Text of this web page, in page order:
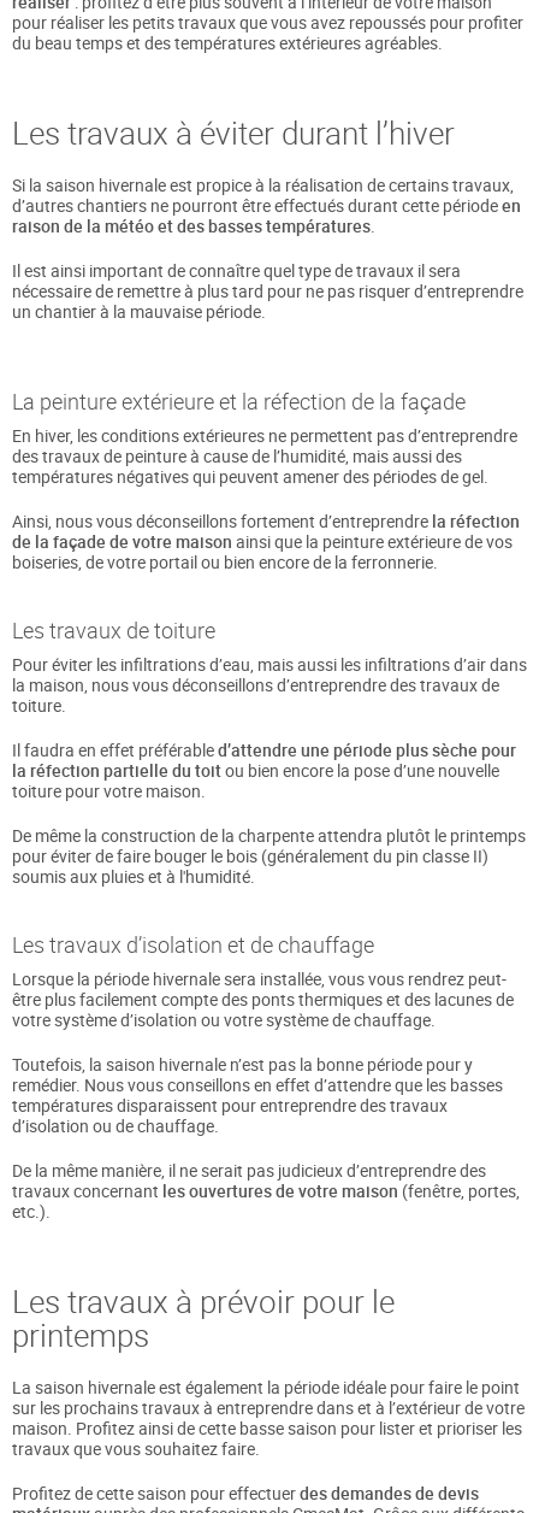
pour réaliser les petits travaux que vous avez repoussés pour profiter
du beau temps et des températures extérieures agréables.
Les travaux à éviter durant l’hiver
Si la saison hivernale est propice à la réalisation de certains travaux,
d’autres chantiers ne pourront être effectués durant cette périodeen
raison de la météo et des basses températures
Il est ainsi important de connaître quel type de travaux il sera
nécessaire de remettre à plus tard pour ne pas risquer d’entreprendre
un chantier à la mauvaise période.
La peinture extérieure et la réfection de la façade
En hiver, les conditions extérieures ne permettent pas d’entreprendre
des travaux de peinture à cause de l’humidité, mais aussi des
températures négatives qui peuvent amener des périodes de gel.
Ainsi, nous vous déconseillons fortement d’entreprendre la réfection
de la façade de votre maison ainsi que la peinture extérieure de vos
boiseries, de votre portail ou bien encore de la ferronnerie.
Les travaux de toiture
Pour éviter les infiltrations d’eau, mais aussi les infiltrations d’air dans
la maison, nous vous déconseillons d’entreprendre des travaux de
toiture.
Il faudra en effet préférabled’attendre une période plus sèche pour
la réfection partielle du toitou bien encore la pose d’une nouvelle
toiture pour votre maison.
De même la construction de la charpente attendra plutôt le printemps
pour éviter de faire bouger le bois (généralement du pin classe II)
soumis aux pluies et à l'humidité.
Les travaux d’isolation et de chauffage
Lorsque la période hivernale sera installée, vous vous rendrez peut-
être plus facilement compte des ponts thermiques et des lacunes de
votre système d’isolation ou votre système de chauffage.
Toutefois, la saison hivernale n’est pas la bonne période pour y
remédier. Nous vous conseillons en effet d’attendre que les basses
températures disparaissent pour entreprendre des travaux
d’isolation ou de chauffage.
De la même manière, il ne serait pas judicieux d’entreprendre des
travaux concernant les ouvertures de votre maison (fenêtre, portes,
etc.).
Les travaux à prévoir pour le
printemps
La saison hivernale est également la période idéale pour faire le point
sur les prochains travaux à entreprendre dans et à l’extérieur de votre
maison. Profitez ainsi de cette basse saison pour lister et prioriser les
travaux que vous souhaitez faire.
Profitez de cette saison pour effectuerdes demandes de devis